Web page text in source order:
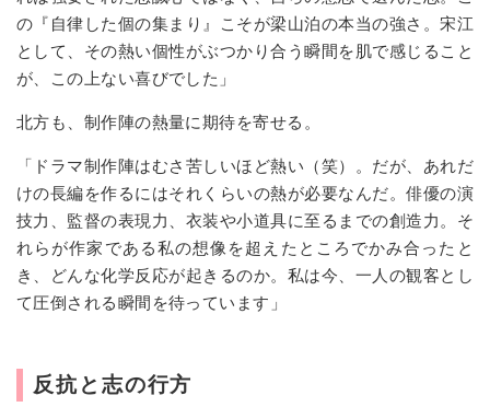
の『自律した個の集まり』こそが梁山泊の本当の強さ。宋江
として、その熱い個性がぶつかり合う瞬間を肌で感じること
が、この上ない喜びでした」
北方も、制作陣の熱量に期待を寄せる。
「ドラマ制作陣はむさ苦しいほど熱い（笑）。だが、あれだ
けの長編を作るにはそれくらいの熱が必要なんだ。俳優の演
技力、監督の表現力、衣装や小道具に至るまでの創造力。そ
れらが作家である私の想像を超えたところでかみ合ったと
き、どんな化学反応が起きるのか。私は今、一人の観客とし
て圧倒される瞬間を待っています」
反抗と志の行方